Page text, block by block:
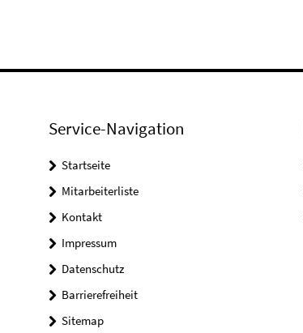
Service-Navigation
Startseite
Mitarbeiterliste
Kontakt
Impressum
Datenschutz
Barrierefreiheit
Sitemap